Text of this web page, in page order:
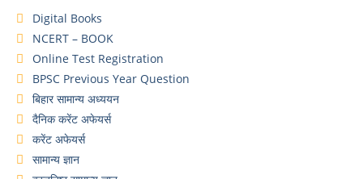
Digital Books
NCERT – BOOK
Online Test Registration
BPSC Previous Year Question
बिहार सामान्य अध्ययन
दैनिक करेंट अफेयर्स
करेंट अफेयर्स
सामान्य ज्ञान